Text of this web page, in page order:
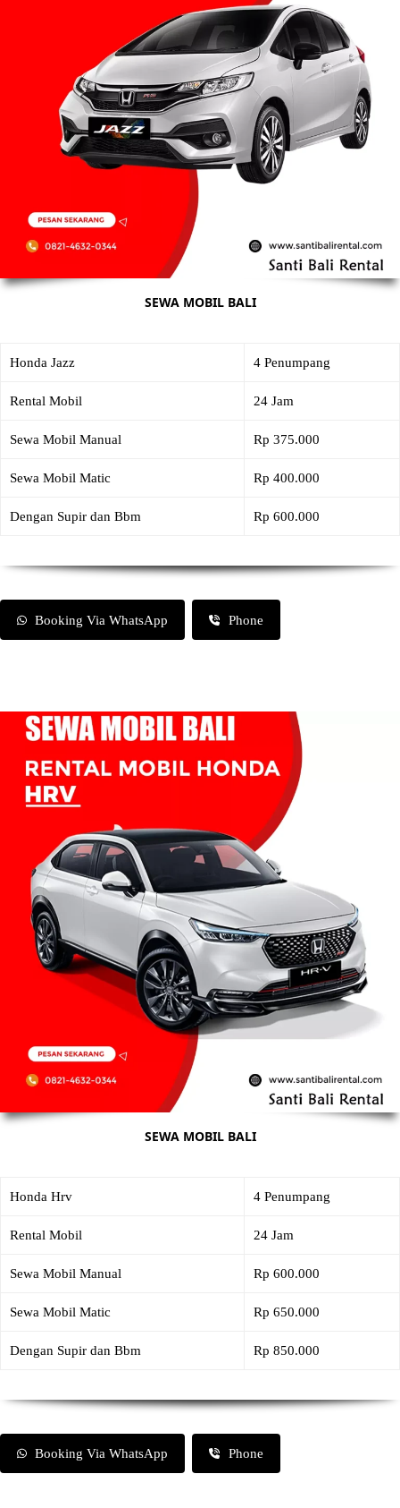
SEWA MOBIL BALI
Honda Jazz 4 Penumpang
Rental Mobil 24 Jam
Sewa Mobil Manual Rp 375.000
Sewa Mobil Matic Rp 400.000
Dengan Supir dan Bbm Rp 600.000
Booking Via WhatsApp Phone
SEWA MOBIL BALI
Honda Hrv 4 Penumpang
Rental Mobil 24 Jam
Sewa Mobil Manual Rp 600.000
Sewa Mobil Matic Rp 650.000
Dengan Supir dan Bbm Rp 850.000
Booking Via WhatsApp Phone